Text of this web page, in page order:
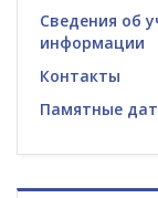
Сведения об
информации
Контакты
Памятные